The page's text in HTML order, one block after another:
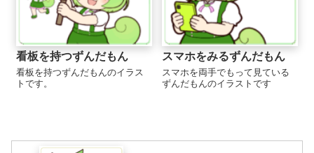
看板を持つずんだもん
看板を持つずんだもんのイラス
トです。
スマホをみるずんだもん
スマホを両手でもって見ている
ずんだもんのイラストです